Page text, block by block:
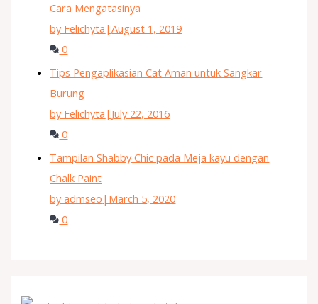
Cara Mengatasinya
by Felichyta |August 1, 2019
0
Tips Pengaplikasian Cat Aman untuk Sangkar
Burung
by Felichyta | July 22, 2016
0
Tampilan Shabby Chic pada Meja kayu dengan
Chalk Paint
by admseo | March 5, 2020
0